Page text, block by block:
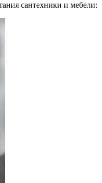
сантехники и мебели: